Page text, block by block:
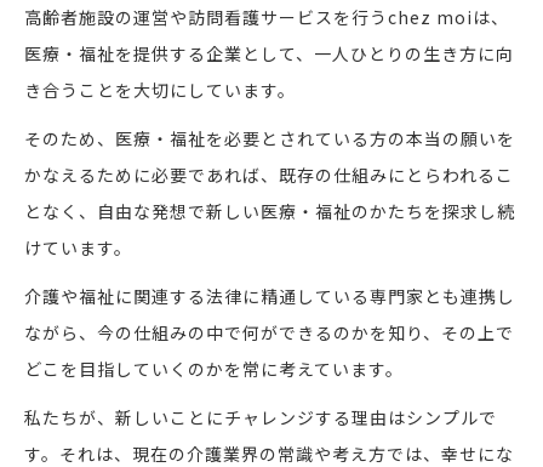
高齢者施設の運営や訪問看護サービスを行うchez moiは、
医療・福祉を提供する企業として、一人ひとりの生き方に向
き合うことを大切にしています。
そのため、医療・福祉を必要とされている方の本当の願いを
かなえるために必要であれば、既存の仕組みにとらわれるこ
となく、自由な発想で新しい医療・福祉のかたちを探求し続
けています。
介護や福祉に関連する法律に精通している専門家とも連携し
ながら、今の仕組みの中で何ができるのかを知り、その上で
どこを目指していくのかを常に考えています。
私たちが、新しいことにチャレンジする理由はシンプルで
す。それは、現在の介護業界の常識や考え方では、幸せにな